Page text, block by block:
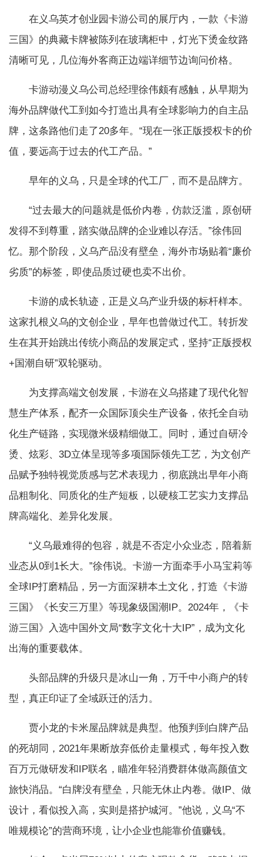
在义乌英才创业园卡游公司的展厅内，一款《卡游
三国》的典藏卡牌被陈列在玻璃柜中，灯光下烫金纹路
清晰可见，几位海外客商正边端详细节边询问价格。
卡游动漫义乌公司总经理徐伟颇有感触，从早期为
海外品牌做代工到如今打造出具有全球影响力的自主品
牌，这条路他们走了20多年。“现在一张正版授权卡的价
值，要远高于过去的代工产品。”
早年的义乌，只是全球的代工厂，而不是品牌方。
“过去最大的问题就是低价内卷，仿款泛滥，原创研
发得不到尊重，踏实做品牌的企业难以存活。”徐伟回
忆。那个阶段，义乌产品没有壁垒，海外市场贴着“廉价
劣质”的标签，即使品质过硬也卖不出价。
卡游的成长轨迹，正是义乌产业升级的标杆样本。
这家扎根义乌的文创企业，早年也曾做过代工。转折发
生在其开始跳出传统小商品的发展定式，坚持“正版授权
+国潮自研”双轮驱动。
为支撑高端文创发展，卡游在义乌搭建了现代化智
慧生产体系，配齐一众国际顶尖生产设备，依托全自动
化生产链路，实现微米级精细做工。同时，通过自研冷
烫、炫彩、3D立体呈现等多项国际领先工艺，为文创产
品赋予独特视觉质感与艺术表现力，彻底跳出早年小商
品粗制化、同质化的生产短板，以硬核工艺实力支撑品
牌高端化、差异化发展。
“义乌最难得的包容，就是不否定小众业态，陪着新
业态从0到1长大。”徐伟说。卡游一方面牵手小马宝莉等
全球IP打磨精品，另一方面深耕本土文化，打造《卡游
三国》《长安三万里》等现象级国潮IP。2024年，《卡
游三国》入选中国外文局“数字文化十大IP”，成为文化
出海的重要载体。
头部品牌的升级只是冰山一角，万千中小商户的转
型，真正印证了全域跃迁的活力。
贾小龙的卡米屋品牌就是典型。他预判到白牌产品
的死胡同，2021年果断放弃低价走量模式，每年投入数
百万元做研发和IP联名，瞄准年轻消费群体做高颜值文
旅快消品。“白牌没有壁垒，只能无休止内卷。做IP、做
设计，看似投入高，实则是搭护城河。”他说，义乌“不
唯规模论”的营商环境，让小企业也能靠价值赚钱。